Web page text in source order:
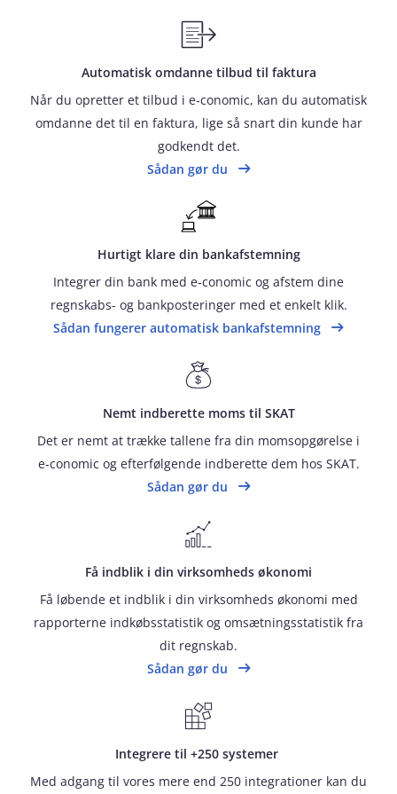
Automatisk omdanne tilbud til faktura
Når du opretter et tilbud i e‑conomic, kan du automatisk
omdanne det til en faktura, lige så snart din kunde har
godkendt det.
Sådan gør du
Hurtigt klare din bankafstemning
Integrer din bank med e‑conomic og afstem dine
regnskabs- og bankposteringer med et enkelt klik.
Sådan fungerer automatisk bankafstemning
Nemt indberette moms til SKAT
Det er nemt at trække tallene fra din momsopgørelse i
e‑conomic og efterfølgende indberette dem hos SKAT.
Sådan gør du
Få indblik i din virksomheds økonomi
Få løbende et indblik i din virksomheds økonomi med
rapporterne indkøbsstatistik og omsætningsstatistik fra
dit regnskab.
Sådan gør du
Integrere til +250 systemer
Med adgang til vores mere end 250 integrationer kan du